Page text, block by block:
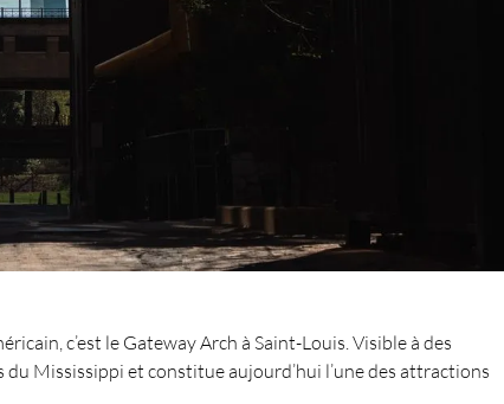
c’est le Gateway Arch à Saint-Louis. Visible à des
Mississippi et constitue aujourd’hui l’une des attractions